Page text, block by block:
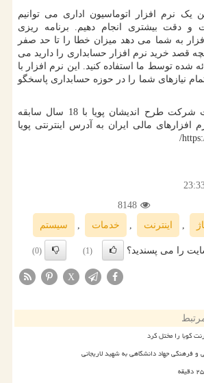
یک نرم افزار اتوماسیون اداری می‌ توانیم
و دقت بیشتری انجام دهیم. برنامه ‌ریزی
به شما می دهد میزان خطا را تا حد صفر
قصد خرید نرم ‌افزار حسابداری را دارید می
شده توسط ما استفاده کنید. این نرم افزار با
نیازهای شما را در حوزه حسابداری پاسخگو
برگرفته از وب سایت شرکت طرح اندیشان پویا با 18 سال سابقه
مالی ایران به آدرس اینترنتی پویا
/
8148
, اینترنت , خدمات , سیستم
را می پسندید؟ (1)
(0)
X
کوبا را مختل کرد
و فرهنگی جهاد دانشگاهی به شهید لاریجانی